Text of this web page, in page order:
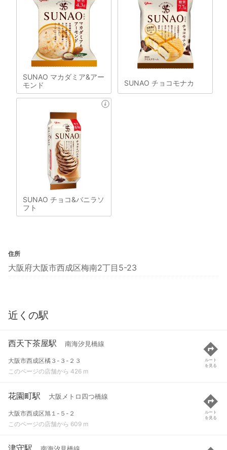
SUNAO マカダミア&アー
モンド
SUNAO チョコモナカ
SUNAO チョコ&バニラソ
フト
住所
大阪府大阪市西成区梅南2丁目5-23
近くの駅
西天下茶屋駅 南海汐見橋線
大阪市西成区橘３-３-２３
このページの店舗から 426 m
ルート
を見る
花園町駅 大阪メトロ四つ橋線
大阪市西成区旭１-５-２
このページの店舗から 609 m
ルート
を見る
津守駅